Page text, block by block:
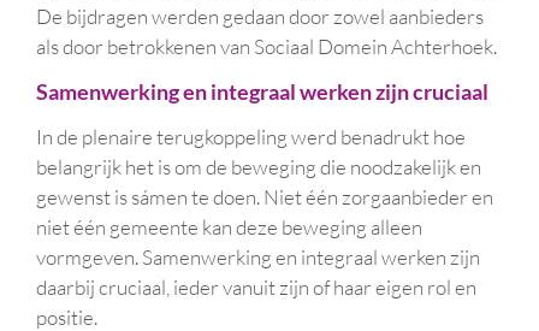
De bijdragen werden gedaan door zowel aanbieders
als door betrokkenen van Sociaal Domein Achterhoek.
Samenwerking en integraal werken zijn cruciaal
In de plenaire terugkoppeling werd benadrukt hoe
belangrijk het is om de beweging die noodzakelijk en
gewenst is sámen te doen. Niet één zorgaanbieder en
niet één gemeente kan deze beweging alleen
vormgeven. Samenwerking en integraal werken zijn
daarbij cruciaal, ieder vanuit zijn of haar eigen rol en
positie.